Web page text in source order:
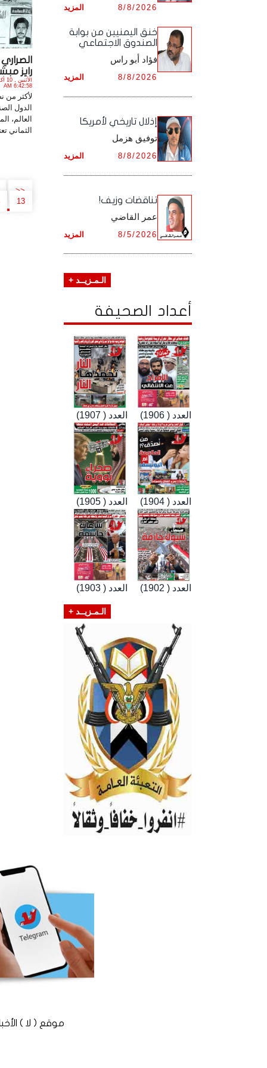
رايز
6:42:58 AM
لأكثر
الدول
العالم،
الثماني
<<
13
أرشيف شهر ديـسـمـبـر ,
المزيد 8/8/2026
خنق اليمنيين من بوابة
الصندوق الاجتماعي
فؤاد أبو راس
المزيد 8/8/2026
إذلال تاريخي لأمريكا
توفيق هزمل
المزيد 8/8/2026
تناقضات وزيف!
عمر القاضي
المزيد 8/5/2026
الـمـزيــد +
أعداد الصحيفة
العدد ( 1907) العدد ( 1906)
العدد ( 1905) العدد ( 1904)
العدد ( 1903) العدد ( 1902)
الـمـزيــد +
موقع ( لا ) الأخباري المستقل ©